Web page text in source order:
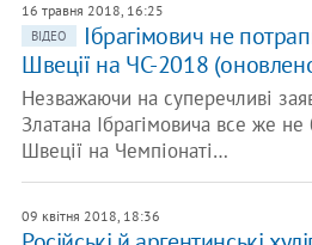
16 травня 2018, 16:25
ВІДЕО
Ібрагімович не
Швеції на ЧС-2018
Незважаючи на суперечливі
Златана Ібрагімовича все же не
Швеції на Чемпіонаті…
09 квітня 2018, 18:36